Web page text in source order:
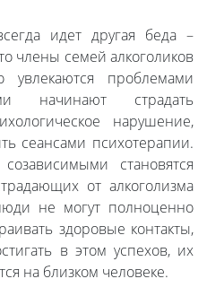
идет другая беда –
члены семей алкоголиков
увлекаются проблемами
начинают страдать
нарушение,
сеансами психотерапии.
становятся
от алкоголизма
не могут полноценно
здоровые контакты,
в этом успехов, их
на близком человеке.